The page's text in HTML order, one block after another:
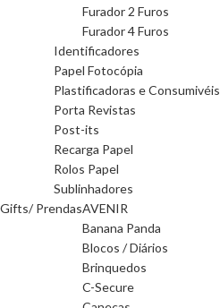
Furador 2 Furos
Furador 4 Furos
Identificadores
Papel Fotocópia
Plastificadoras e Consumivéis
Porta Revistas
Post-its
Recarga Papel
Rolos Papel
Sublinhadores
Gifts/ PrendasAVENIR
Banana Panda
Blocos / Diários
Brinquedos
C-Secure